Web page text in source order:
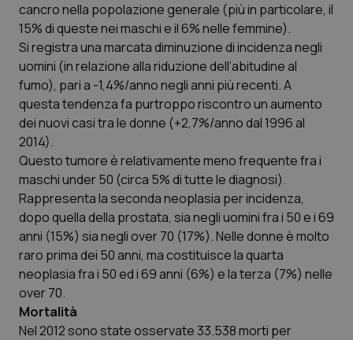
cancro nella popolazione generale (più in particolare, il
15% di queste nei maschi e il 6% nelle femmine).
Si registra una marcata diminuzione di incidenza negli
uomini (in relazione alla riduzione dell’abitudine al
fumo), pari a -1,4%/anno negli anni più recenti. A
questa tendenza fa purtroppo riscontro un aumento
dei nuovi casi tra le donne (+2,7%/anno dal 1996 al
2014).
Questo tumore è relativamente meno frequente fra i
maschi under 50 (circa 5% di tutte le diagnosi).
Rappresenta la seconda neoplasia per incidenza,
dopo quella della prostata, sia negli uomini fra i 50 e i 69
anni (15%) sia negli over 70 (17%). Nelle donne è molto
raro prima dei 50 anni, ma costituisce la quarta
neoplasia fra i 50 ed i 69 anni (6%) e la terza (7%) nelle
over 70.
Mortalità
Nel 2012 sono state osservate 33.538 morti per